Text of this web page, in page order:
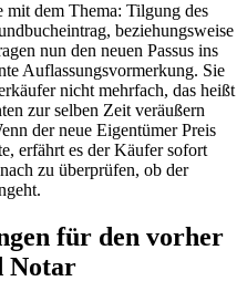
mit dem Thema: Tilgung des
beziehungsweise
nun den neuen Passus ins
Auflassungsvormerkung. Sie
nicht mehrfach, das heißt
zur selben Zeit veräußern
der neue Eigentümer Preis
erfährt es der Käufer sofort
zu überprüfen, ob der
für den vorher
Notar